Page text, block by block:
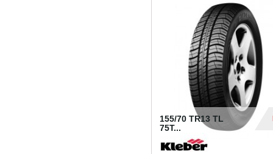
155/70 TR13 TL
75T...